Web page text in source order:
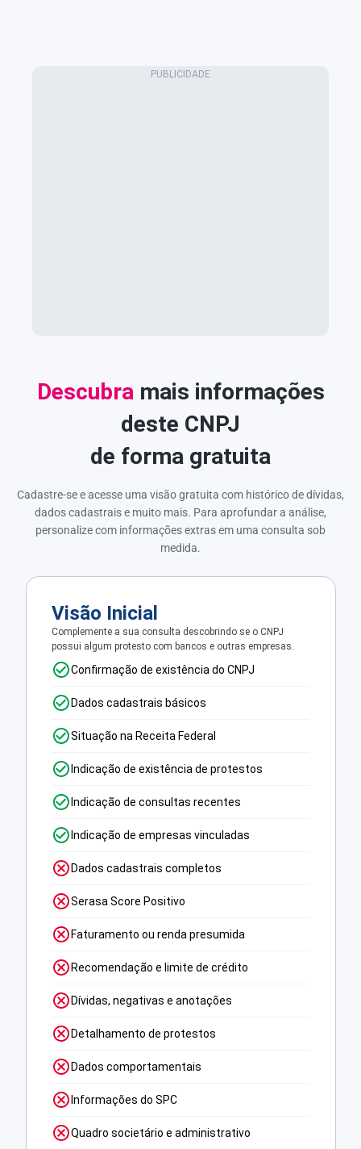
Descubra mais informações
deste CNPJ
de forma gratuita
Cadastre-se e acesse uma visão gratuita com histórico de dívidas,
dados cadastrais e muito mais. Para aprofundar a análise,
personalize com informações extras em uma consulta sob
medida.
Visão Inicial
Complemente a sua consulta descobrindo se o CNPJ
possui algum protesto com bancos e outras empresas.
Confirmação de existência do CNPJ
Dados cadastrais básicos
Situação na Receita Federal
Indicação de existência de protestos
Indicação de consultas recentes
Indicação de empresas vinculadas
Dados cadastrais completos
Serasa Score Positivo
Faturamento ou renda presumida
Recomendação e limite de crédito
Dívidas, negativas e anotações
Detalhamento de protestos
Dados comportamentais
Informações do SPC
Quadro societário e administrativo